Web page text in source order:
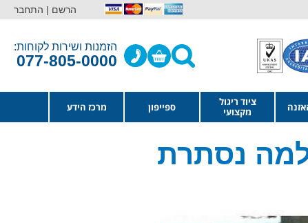
הרשם | התחבר
הזמנות ושירות לקוחות:
077-805-0000
ציוד ריגול
מקצועי
ספייפון מרכז הידע
נסתרת